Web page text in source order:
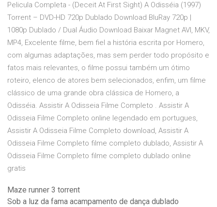
Pelicula Completa - (Deceit At First Sight) A Odisséia (1997)
Torrent – DVD-HD 720p Dublado Download BluRay 720p |
1080p Dublado / Dual Áudio Download Baixar Magnet AVI, MKV,
MP4, Excelente filme, bem fiel a história escrita por Homero,
com algumas adaptações, mas sem perder todo propósito e
fatos mais relevantes, o filme possui também um ótimo
roteiro, elenco de atores bem selecionados, enfim, um filme
clássico de uma grande obra clássica de Homero, a
Odisséia. Assistir A Odisseia Filme Completo . Assistir A
Odisseia Filme Completo online legendado em portugues,
Assistir A Odisseia Filme Completo download, Assistir A
Odisseia Filme Completo filme completo dublado, Assistir A
Odisseia Filme Completo filme completo dublado online
gratis
Maze runner 3 torrent
Sob a luz da fama acampamento de dança dublado